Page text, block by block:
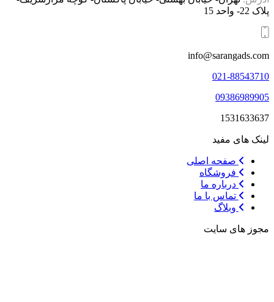
پلاک 22- واحد 15
info@sarangads.com
021-88543710
09386989905
1531633637
لینک های مفید
صفحه اصلی
فروشگاه
درباره ما
تماس با ما
وبلاگ
مجوز های سایت